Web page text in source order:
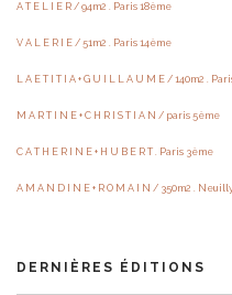
A T E L I E R / 94m2 . Paris 18ème
V A L E R I E / 51m2 . Paris 14ème
L A E T I T I A + G U I L L A U M E / 140m2 .
M A R T I N E + C H R I S T I A N / paris 5ème
C A T H E R I N E + H U B E R T . Paris 3ème
A M A N D I N E + R O M A I N / 350m2 .
DERNIÈRES ÉDITIONS